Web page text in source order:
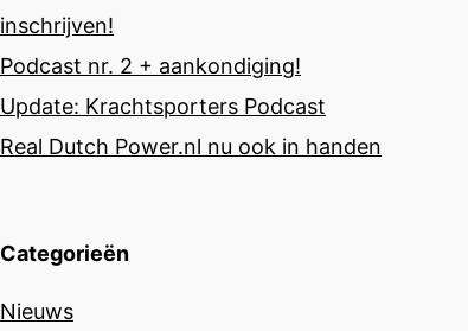
inschrijven!
Podcast nr. 2 + aankondiging!
Update: Krachtsporters Podcast
Real Dutch Power.nl nu ook in handen
Categorieën
Nieuws